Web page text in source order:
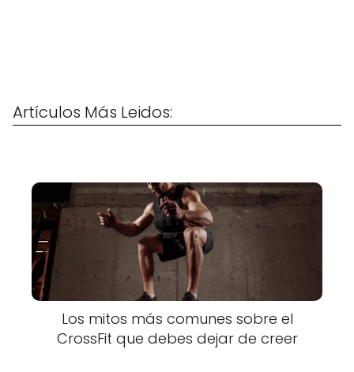
Artículos Más Leidos:
Los mitos más comunes sobre el
CrossFit que debes dejar de creer